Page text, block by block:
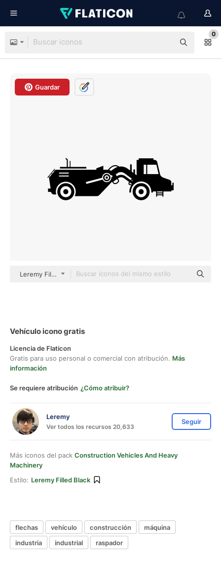
0
Guardar
Leremy Filled Black
Vehículo icono gratis
Licencia de Flaticon
Gratis para uso personal o comercial con atribución. Más
información
Se requiere atribución ¿Cómo atribuir?
Leremy
Ver todos los recursos 20,633
Seguir
Más iconos del pack Construction Vehicles And Heavy
Machinery
Estilo: Leremy Filled Black
flechas vehículo construcción
máquina
industria
industrial raspador